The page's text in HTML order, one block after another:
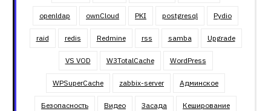
openldap ownCloud PKI postgresql Pydio
raid redis Redmine rss samba Upgrade
VS VOD W3TotalCache WordPress
WPSuperCache zabbix-server Админское
Безопасность Видео Засада Кеширование